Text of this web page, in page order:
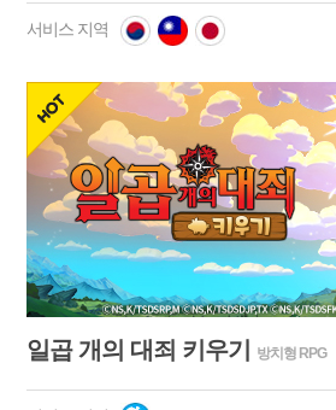
hot
서비스 지역
일곱 개의 대죄 키우기 방치형 RPG